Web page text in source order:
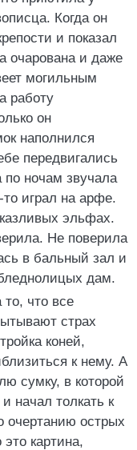
Когда он
и показал
очарована и даже
могильным
работу
он
наполнился
передвигались
по ночам звучала
то играл на арфе.
эльфах.
Не поверила
в бальный зал и
дам.
что все
страх
коней,
к нему. А
сумку, в которой
начал толкать к
очертанию острых
картина,